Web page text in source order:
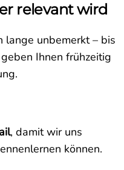
relevant wird
lange unbemerkt – bis
Ihnen frühzeitig
, damit wir uns
können.